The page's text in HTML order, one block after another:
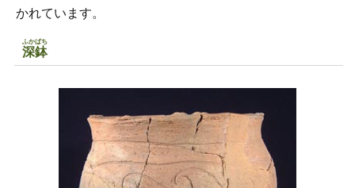
かれています。
深鉢
ふかばち